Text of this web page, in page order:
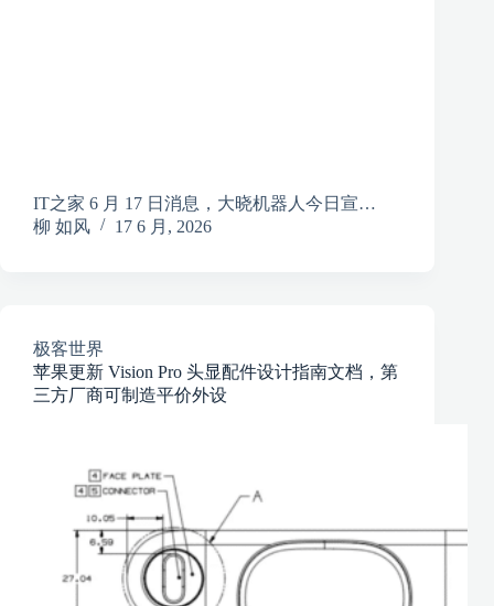
IT之家 6 月 17 日消息，大晓机器人今日宣…
柳 如风
17 6 月, 2026
极客世界
苹果更新 Vision Pro 头显配件设计指南文档，第
三方厂商可制造平价外设